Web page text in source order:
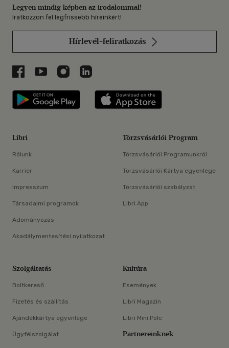
Legyen mindig képben az irodalommal!
Iratkozzon fel legfrissebb híreinkért!
Hírlevél-feliratkozás
Libri a Facebookon
Libri a Youtube-on
Libri az Instagramon
Libri a LinkedInen
Libri applikáció Szerezd meg: Google
Libri
Rólunk
Karrier
Impresszum
Társadalmi programok
Adományozás
Akadálymentesítési nyilatkozat
Törzsvásárlói Program
Törzsvásárlói Programunkról
Törzsvásárlói Kártya egyenlege
Törzsvásárlói szabályzat
Libri App
Szolgáltatás
Boltkereső
Fizetés és szállítás
Ajándékkártya egyenlege
Ügyfélszolgálat
Kultúra
Események
Libri Magazin
Libri Mini Polc
Partnereinknek